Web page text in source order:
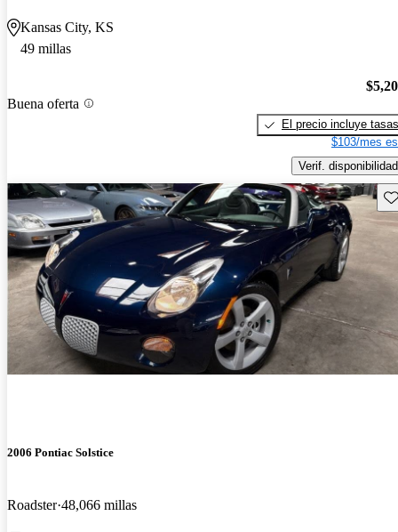
Kansas City, KS
49 millas
Buena oferta
El precio incluye tasas
$103/mes
Verif. disponibilidad
2006 Pontiac Solstice
Roadster 48,066 millas